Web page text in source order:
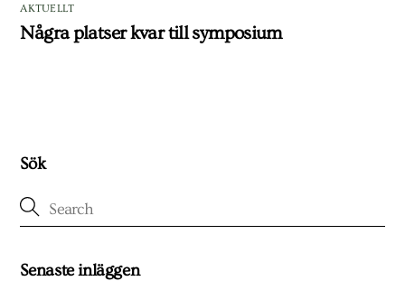
AKTUELLT
Några platser kvar till symposium
Sök
Senaste inläggen